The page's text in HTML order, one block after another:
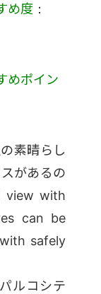
め度 ：
めポイン
素晴らし
があるの
view with
can be
safely
ルコシテ